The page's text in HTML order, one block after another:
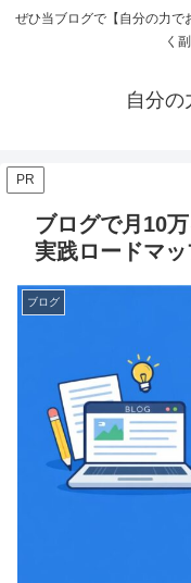
ぜひ当ブログで【自分の力で
く
自分の
PR
ブログで月10
実践ロードマッ
ブログ